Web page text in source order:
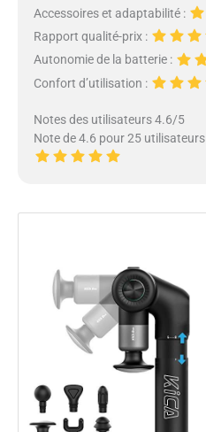
Accessoires et adaptabilité :
Rapport qualité-prix :
Autonomie de la batterie :
Confort d’utilisation :
Notes des utilisateurs 4.6/5
Note de 4.6 pour 25 utilisateurs